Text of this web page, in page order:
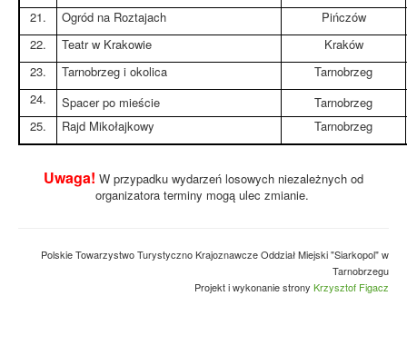
21.
Ogród na Roztajach
Pińczów
22.
Teatr w Krakowie
Kraków
23.
Tarnobrzeg i okolica
Tarnobrzeg
24.
Spacer po mieście
Tarnobrzeg
25.
Rajd Mikołajkowy Tarnobrzeg
Uwaga! W przypadku wydarzeń losowych niezależnych od
organizatora terminy mogą ulec zmianie.
Polskie Towarzystwo Turystyczno Krajoznawcze Oddział Miejski "Siarkopol" w
Tarnobrzegu
Projekt i wykonanie strony Krzysztof Figacz